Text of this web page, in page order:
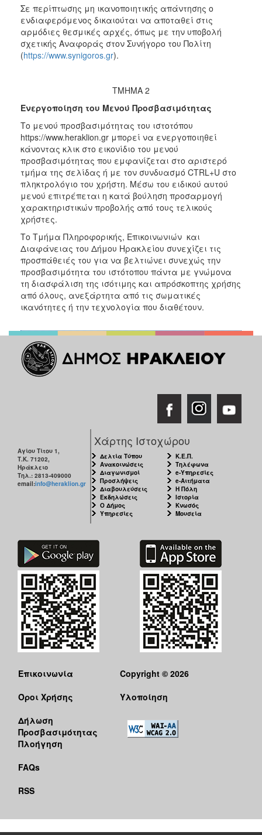
Σε περίπτωσης μη ικανοποιητικής απάντησης ο
ενδιαφερόμενος δικαιούται να αποταθεί στις
αρμόδιες θεσμικές αρχές, όπως με την υποβολή
σχετικής Αναφοράς στον Συνήγορο του Πολίτη
(https://www.synigoros.gr).
ΤΜΗΜΑ 2
Ενεργοποίηση του Μενού Προσβασιμότητας
Το μενού προσβασιμότητας του ιστοτόπου
https://www.heraklion.gr μπορεί να ενεργοποιηθεί
κάνοντας κλικ στο εικονίδιο του μενού
προσβασιμότητας που εμφανίζεται στο αριστερό
τμήμα της σελίδας ή με τον συνδυασμό CTRL+U στο
πληκτρολόγιο του χρήστη. Μέσω του ειδικού αυτού
μενού επιτρέπεται η κατά βούληση προσαρμογή
χαρακτηριστικών προβολής από τους τελικούς
χρήστες.
Το Τμήμα Πληροφορικής, Επικοινωνιών και
Διαφάνειας του Δήμου Ηρακλείου συνεχίζει τις
προσπάθειές του για να βελτιώνει συνεχώς την
προσβασιμότητα του ιστότοπου πάντα με γνώμονα
τη διασφάλιση της ισότιμης και απρόσκοπτης χρήσης
από όλους, ανεξάρτητα από τις σωματικές
ικανότητες ή την τεχνολογία που διαθέτουν.
Αγίου Τίτου 1,
Τ.Κ. 71202,
Ηράκλειο
Τηλ.: 2813-409000
email:info@heraklion.gr
Χάρτης Ιστοχώρου
Δελτία Τύπου
Ανακοινώσεις
Διαγωνισμοί
Προσλήψεις
Διαβουλεύσεις
Εκδηλώσεις
Ο Δήμος
Υπηρεσίες
Κ.Ε.Π.
Τηλέφωνα
e-Υπηρεσίες
e-Αιτήματα
Η Πόλη
Ιστορία
Κνωσός
Μουσεία
Επικοινωνία
Όροι Χρήσης
Δήλωση
Προσβασιμότητας
Πλοήγηση
FAQs
RSS
Copyright © 2026
Υλοποίηση